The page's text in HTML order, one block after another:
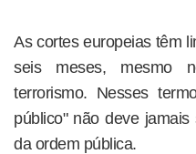
As cortes europeias têm
seis meses, mesmo
terrorismo. Nesses
público" não deve
da ordem pública.